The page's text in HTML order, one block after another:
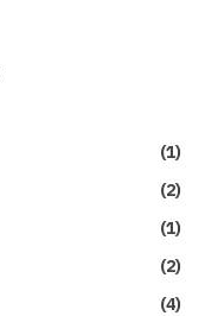
(1)
(2)
(1)
(2)
(4)